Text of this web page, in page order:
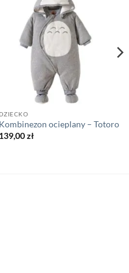
DZIECKO
Kombinezon ocieplany – Totoro
139,00zł